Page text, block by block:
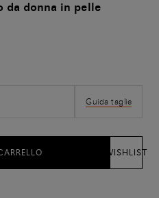
da donna in pelle
Guida taglie
WISHLIST